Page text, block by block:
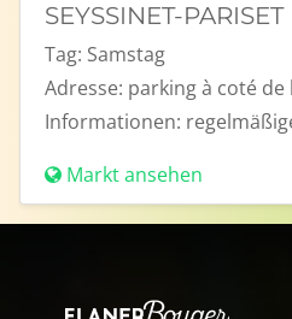
SEYSSINET-PARISET
Tag: Samstag
Adresse: parking à coté de
Informationen:
Markt ansehen